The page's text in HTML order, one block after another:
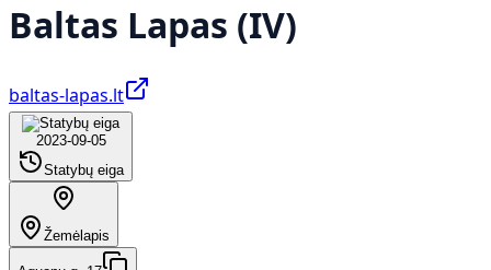
Baltas Lapas (IV)
baltas-lapas.lt
2023-09-05
Statybų eiga
Žemėlapis